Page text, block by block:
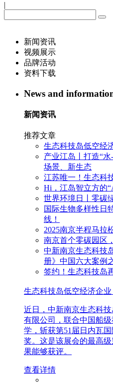
|
新闻资讯
视频展示
品牌活动
资料下载
News and
新闻资讯
推荐文章
生态科技岛低空经
产业江岛丨打造“
场景、新生态
江苏唯一！生态科
Hi，江岛智立方的
世界环境日丨零碳
国际生物多样性日
线！
2025南京半程马拉
南京首个零碳园区
中新南京生态科技
册》中国六大案例
签约！生态科技岛
生态科技岛低空经济企业
近日，中新南京生态科
有限公司，联合中国船
学，斩获第51届日内瓦
奖。这是该展会的最高
果能够获评。
查看详情